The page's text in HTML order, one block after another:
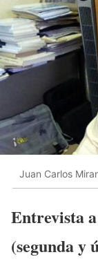
Juan Carlos
Entrevista
(segunda y